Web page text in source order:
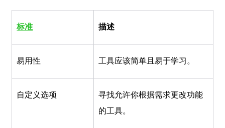
标准 描述
易用性 工具应该简单且易于学习。
自定义选项
寻找允许你根据需求更改功能
的工具。